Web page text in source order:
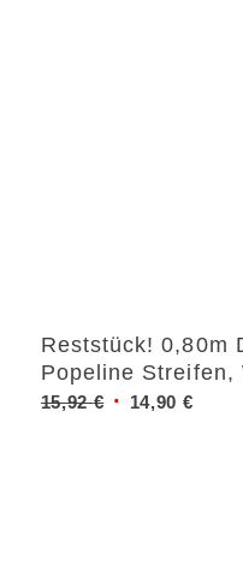
Reststück! 0,80m
Popeline Streifen,
15,92€ Ursprünglicher
14,90 €